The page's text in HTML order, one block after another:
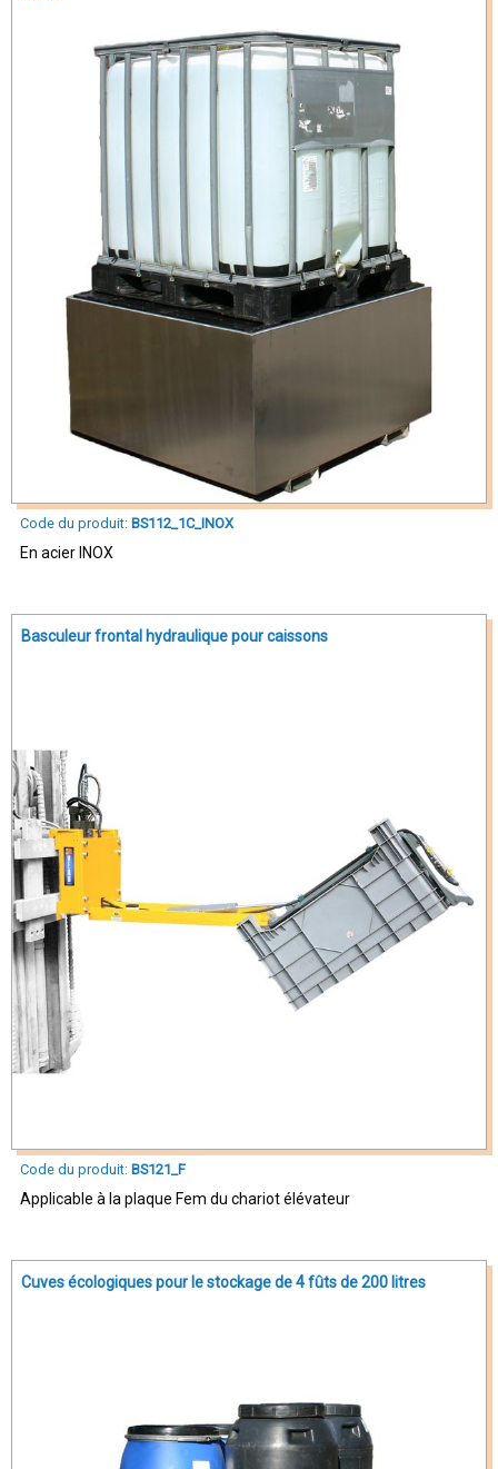
Code du produit: BS112_1C_INOX
En acier INOX
Basculeur frontal hydraulique pour caissons
Code du produit: BS121_F
Applicable à la plaque Fem du chariot élévateur
Cuves écologiques pour le stockage de 4 fûts de 200 litres